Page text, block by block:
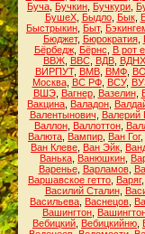
Буча Бучкин Бучкури
БушеХ, Быдло, Бык,
Быстрыкин Быт,
Бюджет, Бюрократия,
Бёрбедж, Бёрнс В рот
ВВЖ, ВВС, ВДВ, ВДНХ
ВИРПУТ, ВМВ, ВМФ,
Москва, ВС РФ, ВСУ,
ВШЭ, Вагнер, Вазелин,
Вакцина Валадон
Валентынович
Валерий
Валлон, Валлоттон,
Валюта Вампир Ван Гог,
Ван Клеве Ван Эйк
Ванька Ванюшкин
Варенье, Варламов,
Варшавское гетто Варяг,
Василий Сталин,
Васильева Васнецов
Вашингтон
Вебицкий Вебицкийню